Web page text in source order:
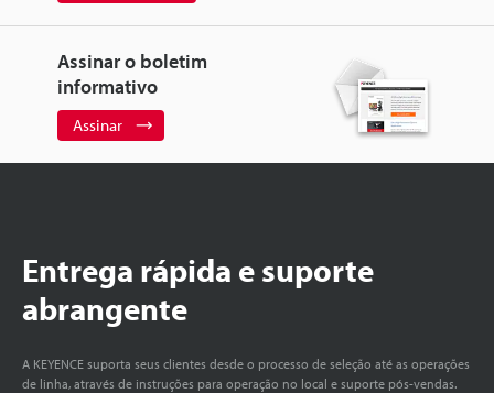
Assinar o boletim
informativo
Assinar
Entrega rápida e suporte
abrangente
A KEYENCE suporta seus clientes desde o processo de seleção até as operações
de linha, através de instruções para operação no local e suporte pós-vendas.